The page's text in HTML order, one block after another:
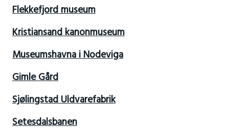
Flekkefjord museum
Kristiansand kanonmuseum
Museumshavna i Nodeviga
Gimle Gård
Sjølingstad Uldvarefabrik
Setesdalsbanen